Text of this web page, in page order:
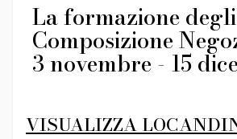
La formazione
Composizione
3 novembre - 15
VISUALIZZA